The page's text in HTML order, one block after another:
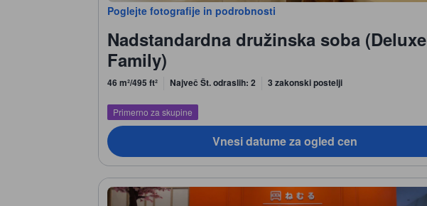
Poglejte fotografije in podrobnosti
Nadstandardna družinska soba (Deluxe
Family)
46 m²/495 ft² Največ Št. odraslih: 2 3 zakonski postelji
Primerno za skupine
Vnesi datume za ogled cen